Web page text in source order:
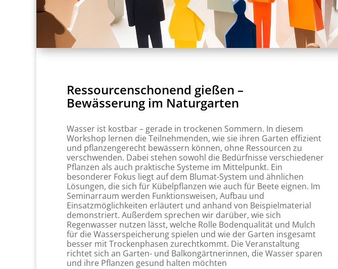
Ressourcenschonend gießen –
Bewässerung im Naturgarten
Wasser ist kostbar – gerade in trockenen Sommern. In diesem
Workshop lernen die Teilnehmenden, wie sie ihren Garten effizient
und pflanzengerecht bewässern können, ohne Ressourcen zu
verschwenden. Dabei stehen sowohl die Bedürfnisse verschiedener
Pflanzen als auch praktische Systeme im Mittelpunkt. Ein
besonderer Fokus liegt auf dem Blumat-System und ähnlichen
Lösungen, die sich für Kübelpflanzen wie auch für Beete eignen. Im
Seminarraum werden Funktionsweisen, Aufbau und
Einsatzmöglichkeiten erläutert und anhand von Beispielmaterial
demonstriert. Außerdem sprechen wir darüber, wie sich
Regenwasser nutzen lässt, welche Rolle Bodenqualität und Mulch
für die Wasserspeicherung spielen und wie der Garten insgesamt
besser mit Trockenphasen zurechtkommt. Die Veranstaltung
richtet sich an Garten- und Balkongärtnerinnen, die Wasser sparen
und ihre Pflanzen gesund halten möchten